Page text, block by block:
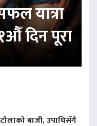
यात्रा
दिन पूरा
बाजी, उपाधिसँगै